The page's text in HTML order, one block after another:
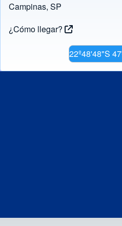
Campinas, SP
¿Cómo llegar?
22º48'48"S